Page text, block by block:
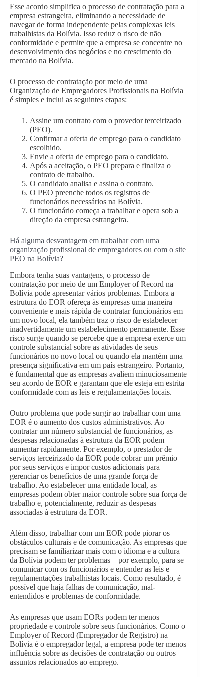
Esse acordo simplifica o processo de contratação para a
empresa estrangeira, eliminando a necessidade de
navegar de forma independente pelas complexas leis
trabalhistas da Bolívia. Isso reduz o risco de não
conformidade e permite que a empresa se concentre no
desenvolvimento dos negócios e no crescimento do
mercado na Bolívia.
O processo de contratação por meio de uma
Organização de Empregadores Profissionais na Bolívia
é simples e inclui as seguintes etapas:
Assine um contrato com o provedor terceirizado
(PEO).
Confirmar a oferta de emprego para o candidato
escolhido.
Envie a oferta de emprego para o candidato.
Após a aceitação, o PEO prepara e finaliza o
contrato de trabalho.
O candidato analisa e assina o contrato.
O PEO preenche todos os registros de
funcionários necessários na Bolívia.
O funcionário começa a trabalhar e opera sob a
direção da empresa estrangeira.
Há alguma desvantagem em trabalhar com uma
organização profissional de empregadores ou com o site
PEO na Bolívia?
Embora tenha suas vantagens, o processo de
contratação por meio de um Employer of Record na
Bolívia pode apresentar vários problemas. Embora a
estrutura do EOR ofereça às empresas uma maneira
conveniente e mais rápida de contratar funcionários em
um novo local, ela também traz o risco de estabelecer
inadvertidamente um estabelecimento permanente. Esse
risco surge quando se percebe que a empresa exerce um
controle substancial sobre as atividades de seus
funcionários no novo local ou quando ela mantém uma
presença significativa em um país estrangeiro. Portanto,
é fundamental que as empresas avaliem minuciosamente
seu acordo de EOR e garantam que ele esteja em estrita
conformidade com as leis e regulamentações locais.
Outro problema que pode surgir ao trabalhar com uma
EOR é o aumento dos custos administrativos. Ao
contratar um número substancial de funcionários, as
despesas relacionadas à estrutura da EOR podem
aumentar rapidamente. Por exemplo, o prestador de
serviços terceirizado da EOR pode cobrar um prêmio
por seus serviços e impor custos adicionais para
gerenciar os benefícios de uma grande força de
trabalho. Ao estabelecer uma entidade local, as
empresas podem obter maior controle sobre sua força de
trabalho e, potencialmente, reduzir as despesas
associadas à estrutura da EOR.
Além disso, trabalhar com um EOR pode piorar os
obstáculos culturais e de comunicação. As empresas que
precisam se familiarizar mais com o idioma e a cultura
da Bolívia podem ter problemas – por exemplo, para se
comunicar com os funcionários e entender as leis e
regulamentações trabalhistas locais. Como resultado, é
possível que haja falhas de comunicação, mal-
entendidos e problemas de conformidade.
As empresas que usam EORs podem ter menos
propriedade e controle sobre seus funcionários. Como o
Employer of Record (Empregador de Registro) na
Bolívia é o empregador legal, a empresa pode ter menos
influência sobre as decisões de contratação ou outros
assuntos relacionados ao emprego.